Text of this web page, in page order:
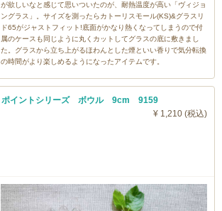
が欲しいなと感じて思いついたのが、耐熱温度が高い「ヴィジョ
ングラス」。サイズを測ったらカトーリスモール(KS)&グラスリ
ド65がジャストフィット!底面がかなり熱くなってしまうので付
属のケースも同じように丸くカットしてグラスの底に敷きまし
た。グラスから立ち上がるほわんとした煙といい香りで気分転換
の時間がより楽しめるようになったアイテムです。
ポイントシリーズ ボウル 9cm 9159
¥ 1,210 (税込)